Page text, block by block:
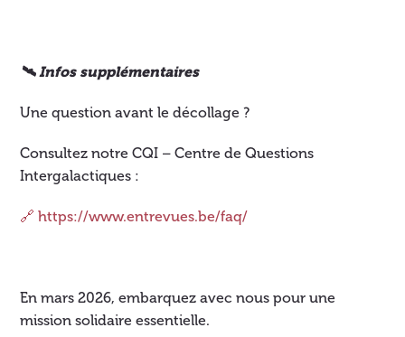
🛰 Infos supplémentaires
Une question avant le décollage ?
Consultez notre CQI – Centre de Questions
Intergalactiques :
🔗 https://www.entrevues.be/faq/
En mars 2026, embarquez avec nous pour une
mission solidaire essentielle.